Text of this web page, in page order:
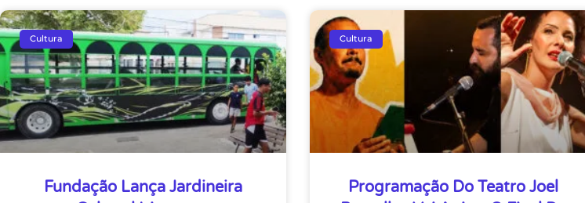
Cultura
Fundação Lança Jardineira
Cultura
Programação Do Teatro Joel